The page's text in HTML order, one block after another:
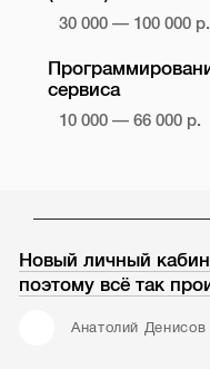
30 000 — 100 000 р.
сервиса
10 000 — 66 000 р.
Новый личный
поэтому всё так
Анатолий Денисов